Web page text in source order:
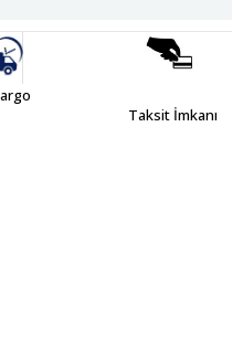
Taksit İmkanı